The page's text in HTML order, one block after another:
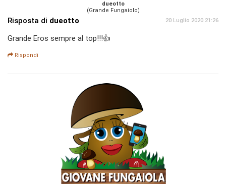
dueotto
(Grande Fungaiolo)
Risposta di dueotto 20 Luglio 2020 21:26
Grande Eros sempre al top!!!👍
Rispondi